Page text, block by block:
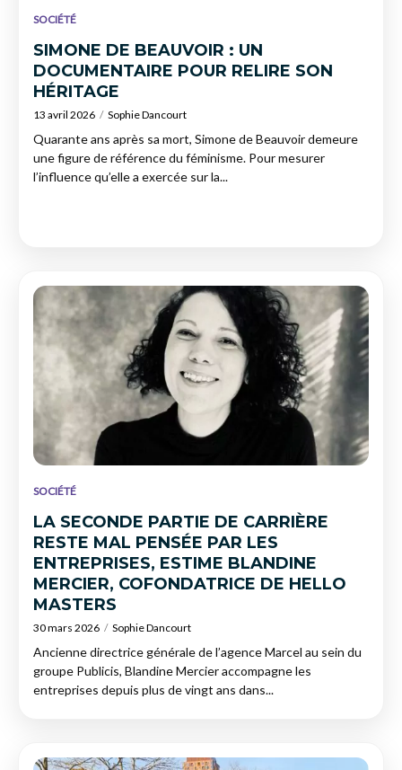
SOCIÉTÉ
SIMONE DE BEAUVOIR : UN
DOCUMENTAIRE POUR RELIRE SON
HÉRITAGE
13 avril 2026 Sophie Dancourt
Quarante ans après sa mort, Simone de Beauvoir demeure
une figure de référence du féminisme. Pour mesurer
l’influence qu’elle a exercée sur la...
SOCIÉTÉ
LA SECONDE PARTIE DE CARRIÈRE
RESTE MAL PENSÉE PAR LES
ENTREPRISES, ESTIME BLANDINE
MERCIER, COFONDATRICE DE HELLO
MASTERS
30 mars 2026 Sophie Dancourt
Ancienne directrice générale de l’agence Marcel au sein du
groupe Publicis, Blandine Mercier accompagne les
entreprises depuis plus de vingt ans dans...